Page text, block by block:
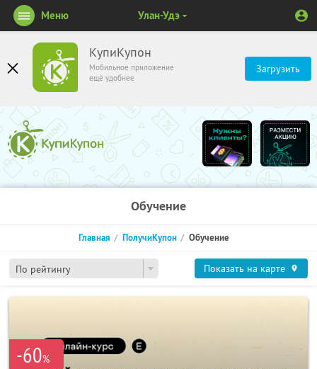
КупиКупон
Мобильное приложение
ещё удобнее
Загрузить
Меню Улан-Удэ
Обучение
По рейтингу
Главная ПолучиКупон Обучение
Показать на карте
-60%